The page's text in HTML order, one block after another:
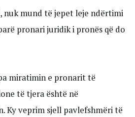
nuk mund të jepet leje ndërtimi
pronari juridik i pronës që do
miratimin e pronarit të
të tjera është në
Ky veprim sjell pavlefshmëri të